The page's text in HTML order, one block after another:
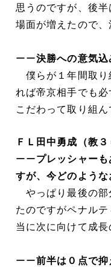
思うのですが、後
場面が増えたので、
ーー決勝への意気
僕らが１年間取り
れば帝京相手でも
こだわって取り組ん
ＦＬ田中勇成（教３
ーープレッシャー
すが、今どのよう
やっぱり最後の部
たのですがペナル
当に次に向けて成長
ーー前半は０点で